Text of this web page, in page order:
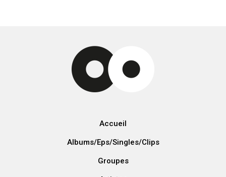
Accueil
Albums/Eps/Singles/Clips
Groupes